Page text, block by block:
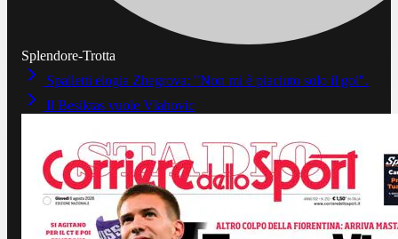
Splendore-Trotta
Spalletti elogia Zhegrova: "Non mi è piaciuto solo il gol".
Il Besiktas vuole Vlahovic